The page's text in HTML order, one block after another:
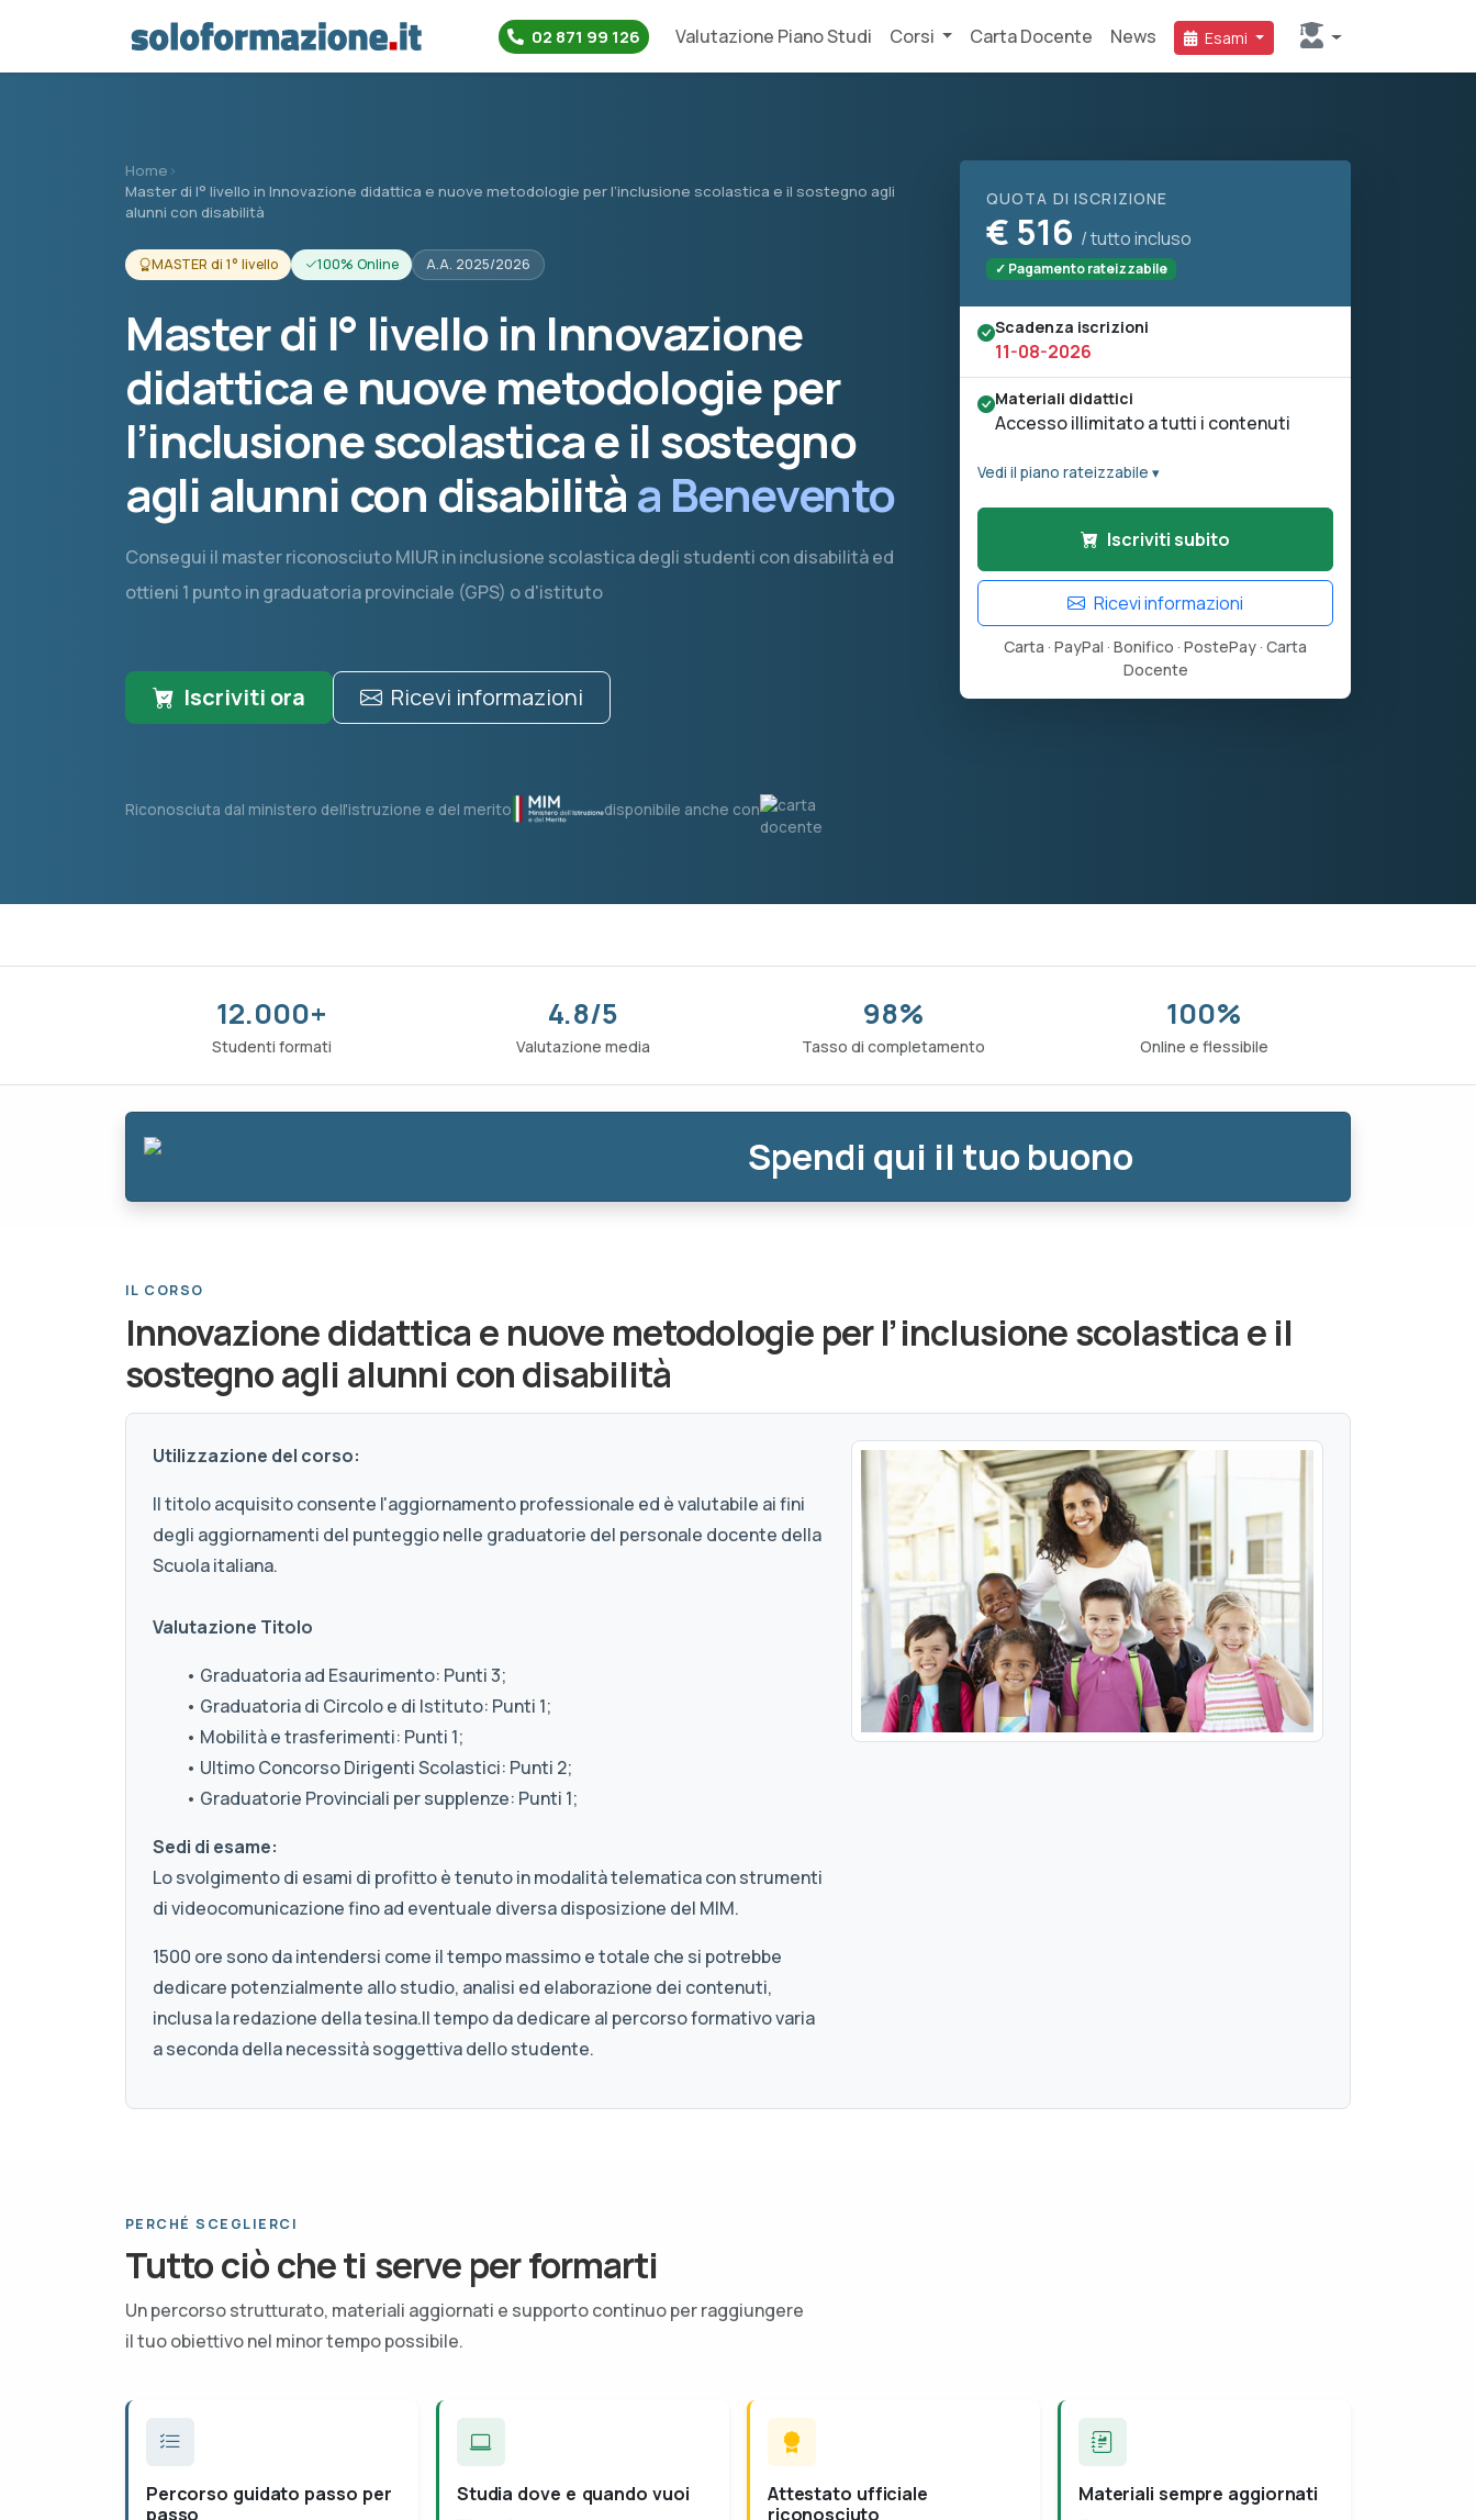
02 871 99 126 Valutazione Piano Studi Corsi Carta Docente News Esami
Home ›
Master di I° livello in Innovazione didattica e nuove metodologie per l’inclusione scolastica e il sostegno agli
alunni con disabilità
MASTER di 1° livello 100% Online A.A. 2025/2026
Master di I° livello in Innovazione
didattica e nuove metodologie per
l’inclusione scolastica e il sostegno
agli alunni con disabilitàa Benevento
Consegui il master riconosciuto MIUR in inclusione scolastica degli studenti con disabilità ed
ottieni 1 punto in graduatoria provinciale (GPS) o d'istituto
Iscriviti ora Ricevi informazioni
Riconosciuta dal ministero dell'istruzione e del merito disponibile anche con
QUOTA DI ISCRIZIONE
€ 516 / tutto incluso
✓ Pagamento rateizzabile
Scadenza iscrizioni
11-08-2026
Materiali didattici
Accesso illimitato a tutti i contenuti
Vedi il piano rateizzabile ▾
Iscriviti subito
Ricevi informazioni
Carta · PayPal · Bonifico · PostePay · Carta
Docente
12.000+
Studenti formati
4.8/5
Valutazione media
98%
Tasso di completamento
100%
Online e flessibile
Spendi qui il tuo buono
IL CORSO
Innovazione didattica e nuove metodologie per l’inclusione scolastica e il
sostegno agli alunni con disabilità
Utilizzazione del corso:
Il titolo acquisito consente l'aggiornamento professionale ed è valutabile ai fini
degli aggiornamenti del punteggio nelle graduatorie del personale docente della
Scuola italiana.
Valutazione Titolo
• Graduatoria ad Esaurimento: Punti 3;
• Graduatoria di Circolo e di Istituto: Punti 1;
• Mobilità e trasferimenti: Punti 1;
• Ultimo Concorso Dirigenti Scolastici: Punti 2;
• Graduatorie Provinciali per supplenze: Punti 1;
Sedi di esame:
Lo svolgimento di esami di profitto è tenuto in modalità telematica con strumenti
di videocomunicazione fino ad eventuale diversa disposizione del MIM.
1500 ore sono da intendersi come il tempo massimo e totale che si potrebbe
dedicare potenzialmente allo studio, analisi ed elaborazione dei contenuti,
inclusa la redazione della tesina.Il tempo da dedicare al percorso formativo varia
a seconda della necessità soggettiva dello studente.
PERCHÉ SCEGLIERCI
Tutto ciò che ti serve per formarti
Un percorso strutturato, materiali aggiornati e supporto continuo per raggiungere
il tuo obiettivo nel minor tempo possibile.
Percorso guidato passo per
passo
Studia dove e quando vuoi
Attestato ufficiale
riconosciuto
Materiali sempre aggiornati